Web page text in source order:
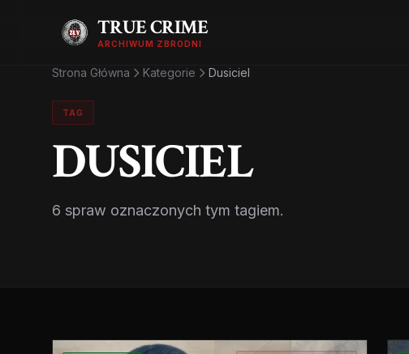
TRUE CRIME
ARCHIWUM ZBRODNI
Strona Główna Kategorie Dusiciel
TAG
DUSICIEL
6 spraw oznaczonych tym tagiem.